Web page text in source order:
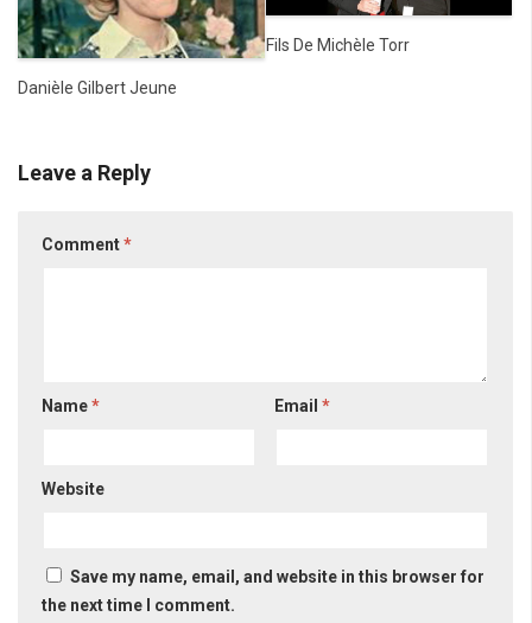
Danièle Gilbert Jeune
Fils De Michèle Torr
Leave a Reply
Comment*
Name* Email*
Website
Save my name, email, and website in this browser for
the next time I comment.